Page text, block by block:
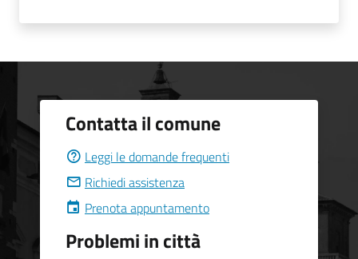
Contatta il comune
Leggi le domande frequenti
Richiedi assistenza
Prenota appuntamento
Problemi in città